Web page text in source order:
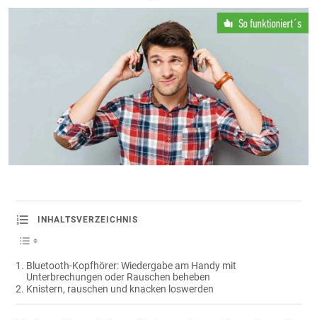
INHALTSVERZEICHNIS
Bluetooth-Kopfhörer: Wiedergabe am Handy mit
Unterbrechungen oder Rauschen beheben
Knistern, rauschen und knacken loswerden